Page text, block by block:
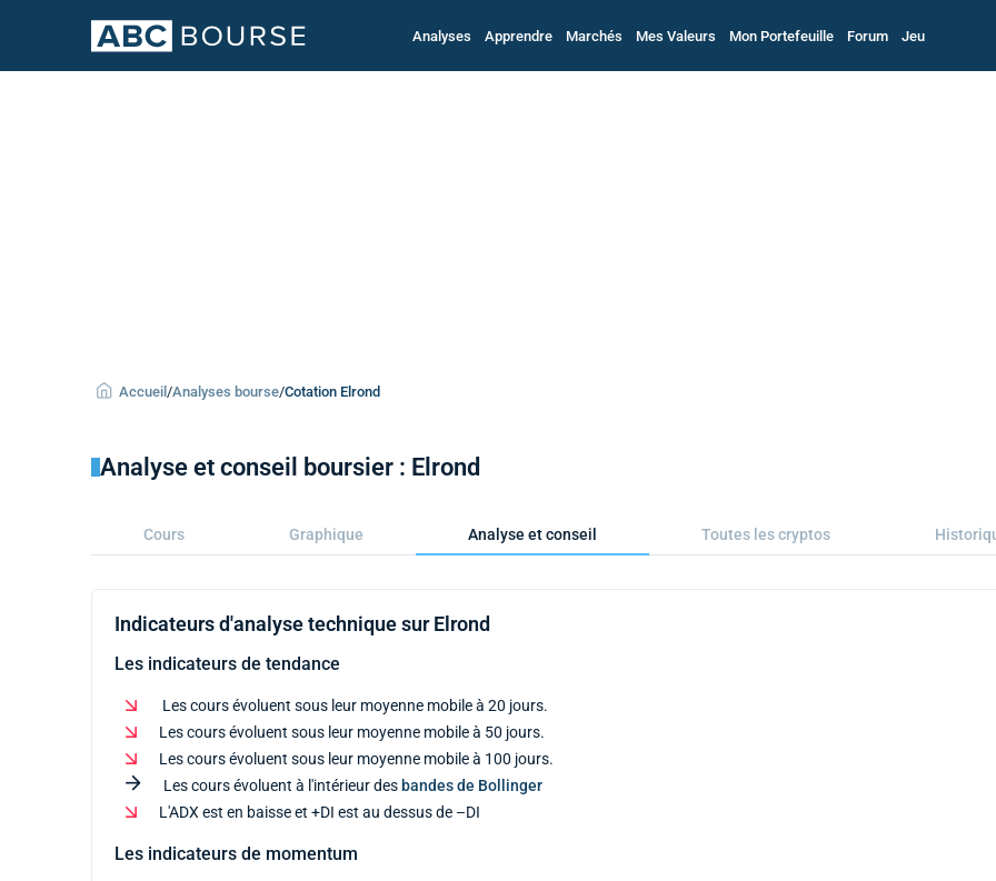
Analyses Apprendre Marchés Mes Valeurs Mon Portefeuille Forum Jeu
Accueil /Analyses bourse/Cotation Elrond
Analyse et conseil boursier : Elrond
Cours Graphique Analyse et conseil Toutes les cryptos
Indicateurs d'analyse technique sur Elrond
Les indicateurs de tendance
Les cours évoluent sous leur moyenne mobile à 20 jours.
Les cours évoluent sous leur moyenne mobile à 50 jours.
Les cours évoluent sous leur moyenne mobile à 100 jours.
Les cours évoluent à l'intérieur des bandes de Bollinger
L'ADX est en baisse et +DI est au dessus de –DI
Les indicateurs de momentum